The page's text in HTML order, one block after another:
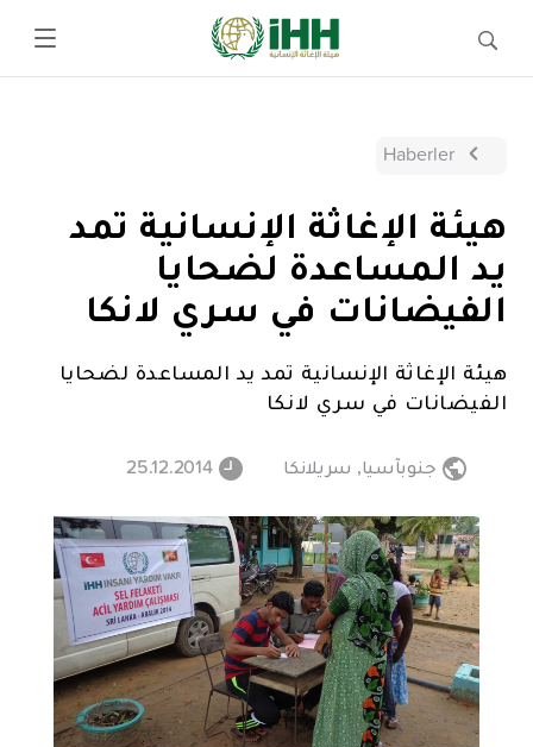
Haberler
هيئة الإغاثة الإنسانية تمد
يد المساعدة لضحايا
الفيضانات في سري لانكا
هيئة الإغاثة الإنسانية تمد يد المساعدة لضحايا
الفيضانات في سري لانكا
جنوبآسيا, سريلانكا 25.12.2014